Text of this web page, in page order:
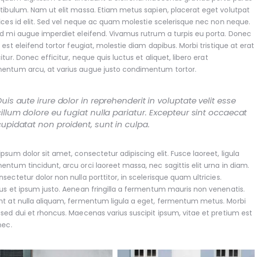
Nam ut elit massa. Etiam metus sapien, placerat eget volutpat
id elit. Sed vel neque ac quam molestie scelerisque nec non neque.
mi augue imperdiet eleifend. Vivamus rutrum a turpis eu porta. Donec
est eleifend tortor feugiat, molestie diam dapibus. Morbi tristique at erat
Donec efficitur, neque quis luctus et aliquet, libero erat
arcu, at varius augue justo condimentum tortor.
aute irure dolor in reprehenderit in voluptate velit esse
dolore eu fugiat nulla pariatur. Excepteur sint occaecat
non proident, sunt in culpa.
dolor sit amet, consectetur adipiscing elit. Fusce laoreet, ligula
tincidunt, arcu orci laoreet massa, nec sagittis elit urna in diam.
dolor non nulla porttitor, in scelerisque quam ultricies.
et ipsum justo. Aenean fringilla a fermentum mauris non venenatis.
at nulla aliquam, fermentum ligula a eget, fermentum metus. Morbi
dui et rhoncus. Maecenas varius suscipit ipsum, vitae et pretium est